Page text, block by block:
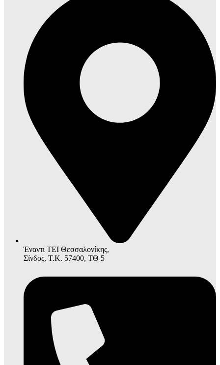
Έναντι ΤΕΙ Θεσσαλονίκης,
Σίνδος, Τ.Κ. 57400, ΤΘ 5